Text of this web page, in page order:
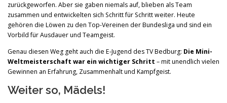
zurückgeworfen. Aber sie gaben niemals auf, blieben als Team
zusammen und entwickelten sich Schritt für Schritt weiter. Heute
gehören die Löwen zu den Top-Vereinen der Bundesliga und sind ein
Vorbild für Ausdauer und Teamgeist.
Genau diesen Weg geht auch die E-Jugend des TV Bedburg: Die Mini-
Weltmeisterschaft war ein wichtiger Schritt – mit unendlich vielen
Gewinnen an Erfahrung, Zusammenhalt und Kampfgeist.
Weiter so, Mädels!